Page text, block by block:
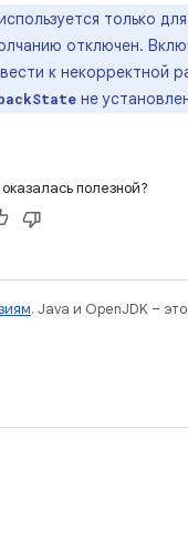
только
отключен.
к некорректной
не
полезной?
. Java и OpenJDK –